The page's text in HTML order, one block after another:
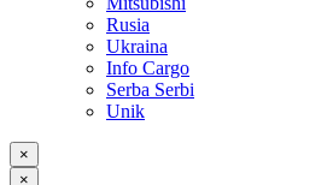
Rusia
Ukraina
Info Cargo
Serba Serbi
Unik
×
×